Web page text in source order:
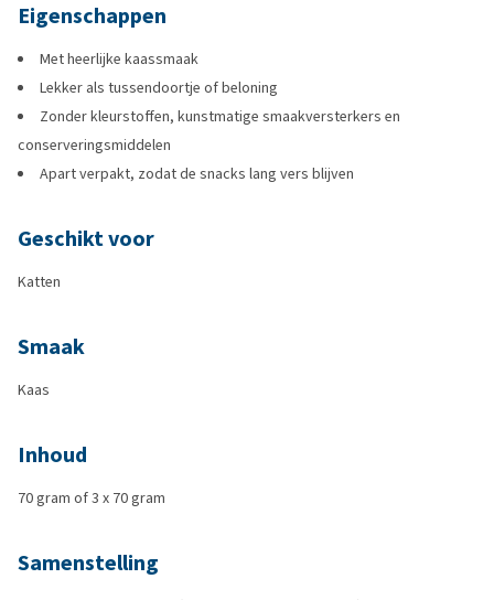
Eigenschappen
Met heerlijke kaassmaak
Lekker als tussendoortje of beloning
Zonder kleurstoffen, kunstmatige smaakversterkers en
conserveringsmiddelen
Apart verpakt, zodat de snacks lang vers blijven
Geschikt voor
Katten
Smaak
Kaas
Inhoud
70 gram of 3 x 70 gram
Samenstelling